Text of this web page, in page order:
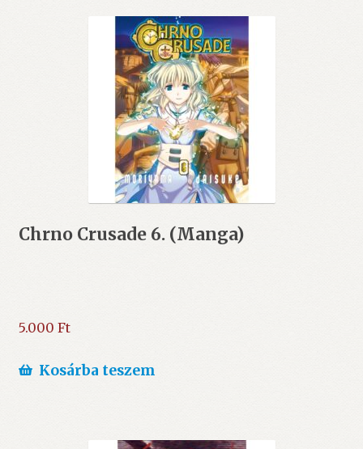
Chrno Crusade 6. (Manga)
5.000 Ft
Kosárba teszem